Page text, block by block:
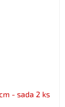
- sada 2 ks